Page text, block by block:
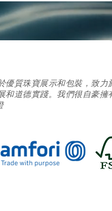
優質珠寶展示和包裝，致力
和道德實踐。我們很自豪擁